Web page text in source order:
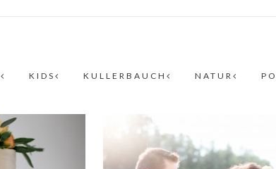
KIDS KULLERBAUCH NATUR